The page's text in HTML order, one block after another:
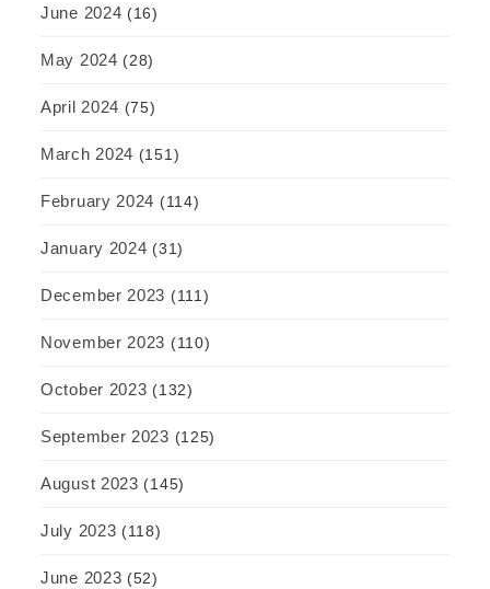
June 2024 (16)
May 2024 (28)
April 2024 (75)
March 2024 (151)
February 2024 (114)
January 2024 (31)
December 2023 (111)
November 2023 (110)
October 2023 (132)
September 2023 (125)
August 2023 (145)
July 2023 (118)
June 2023 (52)